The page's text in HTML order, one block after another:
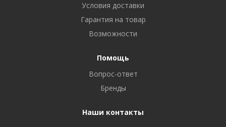
Условия доставки
Гарантия на товар
Возможности
Помощь
Вопрос-ответ
Бренды
Наши контакты